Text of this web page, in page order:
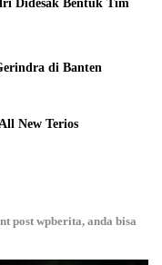
Didesak Bentuk Tim
di Banten
New Terios
post wpberita, anda bisa